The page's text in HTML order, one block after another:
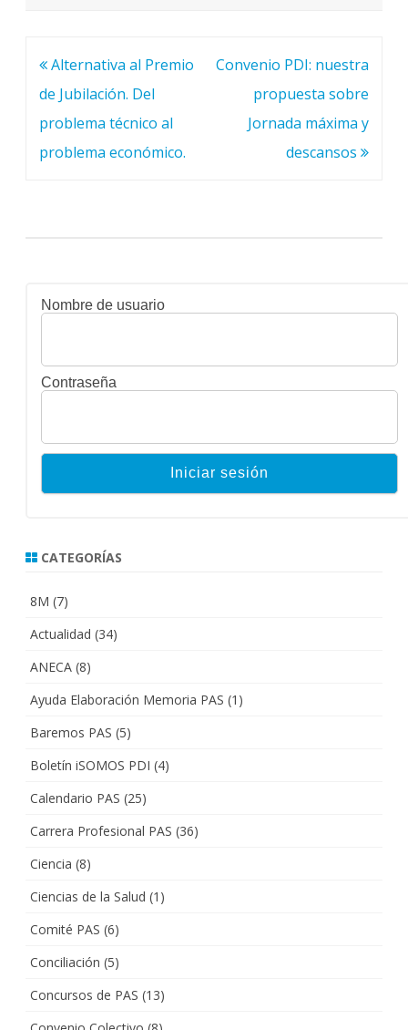
Navegación
de
entradas
Alternativa al Premio
de Jubilación. Del
problema técnico al
problema económico.
Convenio PDI: nuestra
propuesta sobre
Jornada máxima y
descansos
Nombre de usuario
Contraseña
CATEGORÍAS
8M (7)
Actualidad (34)
ANECA (8)
Ayuda Elaboración Memoria PAS (1)
Baremos PAS (5)
Boletín iSOMOS PDI (4)
Calendario PAS (25)
Carrera Profesional PAS (36)
Ciencia (8)
Ciencias de la Salud (1)
Comité PAS (6)
Conciliación (5)
Concursos de PAS (13)